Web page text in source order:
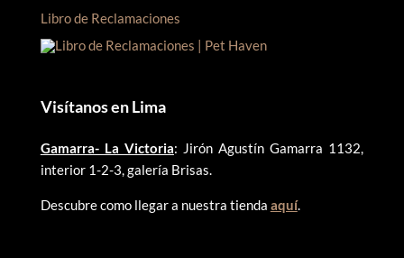
Libro de Reclamaciones
Visítanos en Lima
Gamarra- La Victoria: Jirón Agustín Gamarra 1132,
interior 1-2-3, galería Brisas.
Descubre como llegar a nuestra tienda aquí.